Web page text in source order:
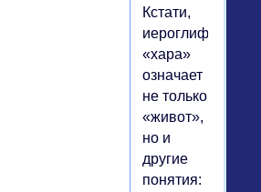
Кстати,
иероглиф
«хара»
означает
не только
«живот»,
но и
другие
понятия: